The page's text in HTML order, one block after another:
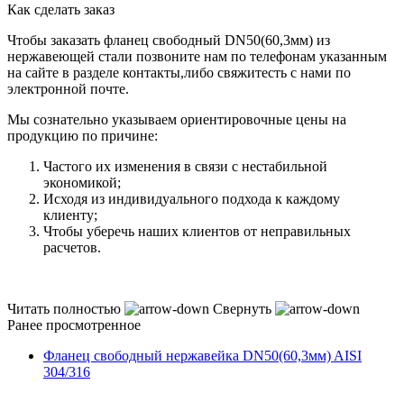
Как сделать заказ
Чтобы заказать фланец свободный DN50(60,3мм) из
нержавеющей стали позвоните нам по телефонам указанным
на сайте в разделе контакты,либо свяжитесть с нами по
электронной почте.
Мы сознательно указываем ориентировочные цены на
продукцию по причине:
Частого их изменения в связи с нестабильной
экономикой;
Исходя из индивидуального подхода к каждому
клиенту;
Чтобы уберечь наших клиентов от неправильных
расчетов.
Читать полностью
Свернуть
Ранее просмотренное
Фланец свободный нержавейка DN50(60,3мм) AISI
304/316